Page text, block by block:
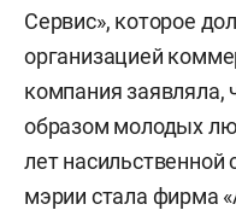
Сервис», которое
организацией
компания заявляла,
образом молодых
лет
мэрии стала фирма